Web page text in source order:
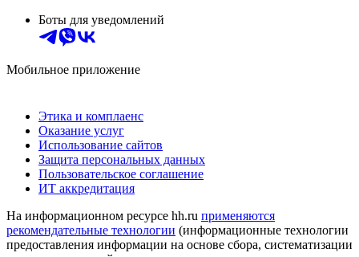
Боты для уведомлений
Мобильное приложение
Этика и комплаенс
Оказание услуг
Использование сайтов
Защита персональных данных
Пользовательское соглашение
ИТ аккредитация
На информационном ресурсе hh.ru применяются
рекомендательные технологии (информационные технологии
предоставления информации на основе сбора, систематизации